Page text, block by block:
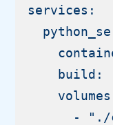
services:
build:
-